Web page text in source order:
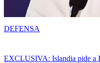
EXCLUSIVA: Islandia pide a
DEFENSA